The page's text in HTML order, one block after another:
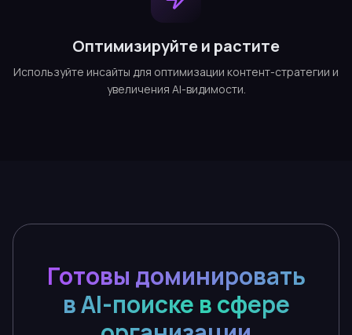
Оптимизируйте и растите
Используйте инсайты для оптимизации контент-стратегии и
увеличения AI-видимости.
Готовы доминировать
в AI-поиске в сфере